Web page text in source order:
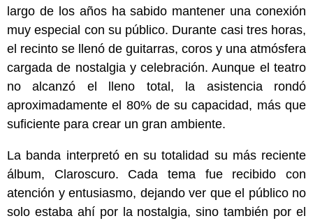
largo de los años ha sabido mantener una conexión
muy especial con su público. Durante casi tres horas,
el recinto se llenó de guitarras, coros y una atmósfera
cargada de nostalgia y celebración. Aunque el teatro
no alcanzó el lleno total, la asistencia rondó
aproximadamente el 80% de su capacidad, más que
suficiente para crear un gran ambiente.
La banda interpretó en su totalidad su más reciente
álbum, Claroscuro. Cada tema fue recibido con
atención y entusiasmo, dejando ver que el público no
solo estaba ahí por la nostalgia, sino también por el